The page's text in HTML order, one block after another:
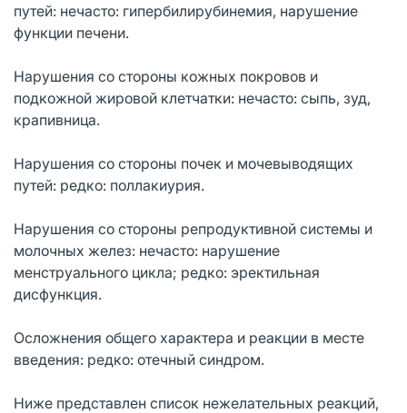
путей: нечасто: гипербилирубинемия, нарушение
функции печени.
Нарушения со стороны кожных покровов и
подкожной жировой клетчатки: нечасто: сыпь, зуд,
крапивница.
Нарушения со стороны почек и мочевыводящих
путей: редко: поллакиурия.
Нарушения со стороны репродуктивной системы и
молочных желез: нечасто: нарушение
менструального цикла; редко: эректильная
дисфункция.
Осложнения общего характера и реакции в месте
введения: редко: отечный синдром.
Ниже представлен список нежелательных реакций,